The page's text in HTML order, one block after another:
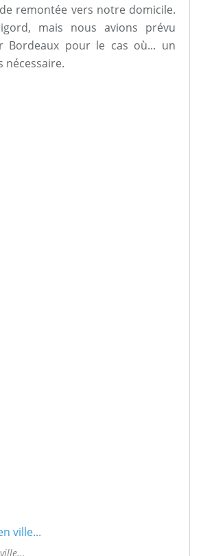
remontée vers notre domicile.
mais nous avions prévu
Bordeaux pour le cas où... un
nécessaire.